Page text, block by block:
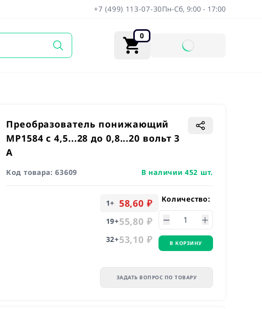
+7 (499) 113-07-30Пн-Сб, 9:00 - 17:00
0
Преобразователь понижающий
MP1584 с 4,5...28 до 0,8...20 вольт 3
A
Код товара:63609 В наличии 452 шт.
1+ 58,60 ₽
19+55,80 ₽
32+53,10 ₽
Количество:
В КОРЗИНУ
ЗАДАТЬ ВОПРОС ПО ТОВАРУ